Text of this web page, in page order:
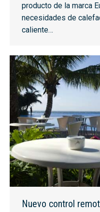
producto de la marca
necesidades de
caliente…
Nuevo control